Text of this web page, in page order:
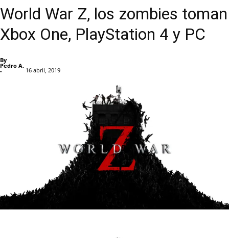
World War Z, los zombies toman
Xbox One, PlayStation 4 y PC
By
Pedro A.
- 16 abril, 2019